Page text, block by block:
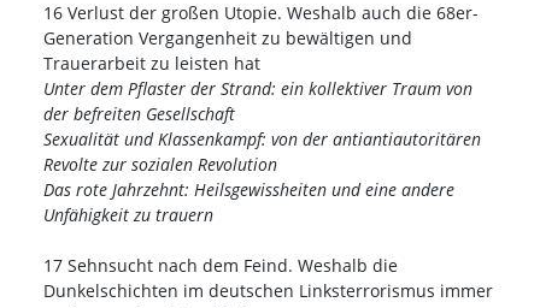
16 Verlust der großen Utopie. Weshalb auch die 68er-
Generation Vergangenheit zu bewältigen und
Trauerarbeit zu leisten hat
Unter dem Pflaster der Strand: ein kollektiver Traum von
der befreiten Gesellschaft
Sexualität und Klassenkampf: von der antiantiautoritären
Revolte zur sozialen Revolution
Das rote Jahrzehnt: Heilsgewissheiten und eine andere
Unfähigkeit zu trauern
17 Sehnsucht nach dem Feind. Weshalb die
Dunkelschichten im deutschen Linksterrorismus immer